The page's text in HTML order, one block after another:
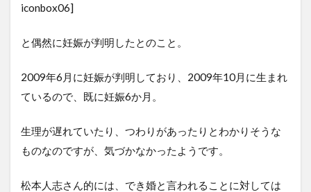
iconbox06]
と偶然に妊娠が判明したとのこと。
2009年6月に妊娠が判明しており、2009年10月に生まれ
ているので、既に妊娠6か月。
生理が遅れていたり、つわりがあったりとわかりそうな
ものなのですが、気づかなかったようです。
松本人志さん的には、でき婚と言われることに対しては